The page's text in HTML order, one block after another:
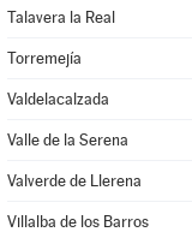
Talavera la Real
Torremejía
Valdelacalzada
Valle de la Serena
Valverde de Llerena
Villalba de los Barros